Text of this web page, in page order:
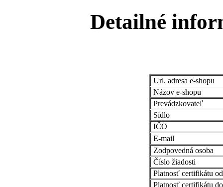
Detailné
Url. adresa e-shopu
Názov e-shopu
Prevádzkovateľ
Sídlo
IČO
E-mail
Zodpovedná osoba
Číslo žiadosti
Platnosť certifikátu od
Platnosť certifikátu do